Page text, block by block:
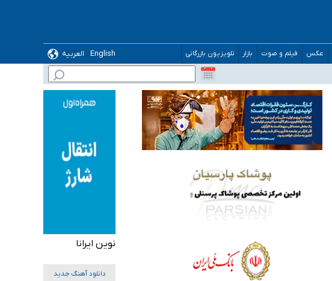
عکس فیلم و صوت بازار تلویزیون بازرگانی English
العربیه
نوین ایرانا
دانلود آهنگ جدید